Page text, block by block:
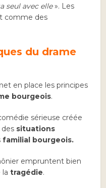
seul avec elle». Les
comme des
du drame
en place les principes
bourgeois.
sérieuse créée
situations
familial bourgeois.
empruntent bien
latragédie.